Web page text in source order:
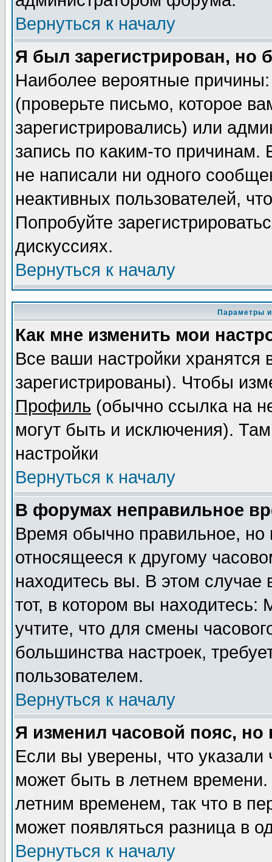
Вернуться к началу
Я был зарегистрирован, но
Наиболее вероятные
(проверьте письмо, которое
зарегистрировались) или
запись по каким-то
не написали ни одного
неактивных пользователей,
Попробуйте
дискуссиях.
Вернуться к началу
Параметры
Как мне изменить мои
Все ваши настройки
зарегистрированы). Чтобы
Профиль (обычно ссылка на
могут быть и исключения).
настройки
Вернуться к началу
В форумах неправильное
Время обычно правильное,
относящееся к другому
находитесь вы. В этом
тот, в котором вы
учтите, что для смены
большинства настроек,
пользователем.
Вернуться к началу
Я изменил часовой пояс,
Если вы уверены, что указали
может быть в летнем
летним временем, так что в
может появляться разница в
Вернуться к началу